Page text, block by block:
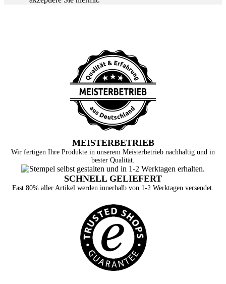
MEISTERBETRIEB
Wir fertigen Ihre Produkte in unserem Meisterbetrieb nachhaltig und in
bester Qualität.
SCHNELL GELIEFERT
Fast 80% aller Artikel werden innerhalb von 1-2 Werktagen versendet.